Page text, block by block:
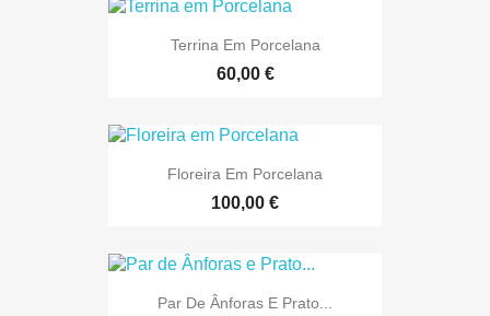
Terrina Em Porcelana
60,00 €
Floreira Em Porcelana
100,00 €
Par De Ânforas E Prato...